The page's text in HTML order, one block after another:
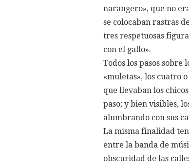
narangero», que no
se colocaban rastras
tres respetuosas
con el gallo».
Todos los pasos sobre
«muletas», los cuatro
que llevaban los
paso; y bien visibles,
alumbrando con sus
La misma finalidad
entre la banda de
obscuridad de las